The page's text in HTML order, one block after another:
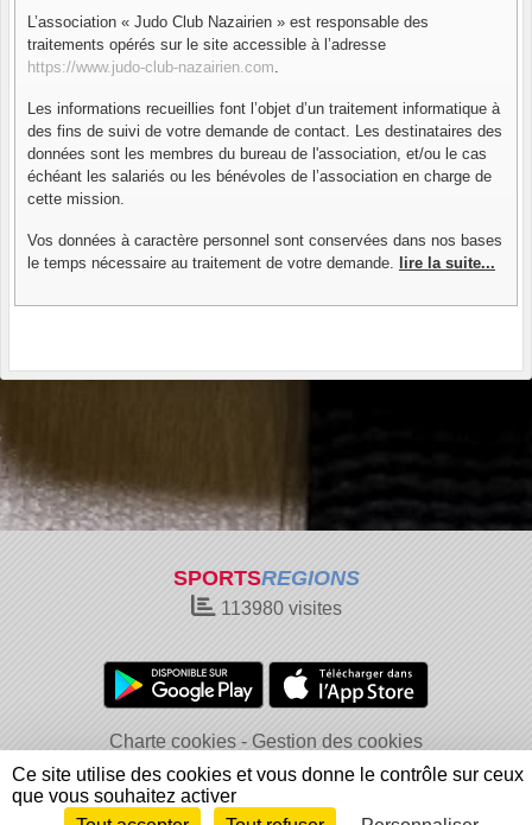
L’association « Judo Club Nazairien » est responsable des
traitements opérés sur le site accessible à l’adresse
https://www.judo-club-nazairien.com.
Les informations recueillies font l’objet d’un traitement informatique à
des fins de suivi de votre demande de contact. Les destinataires des
données sont les membres du bureau de l'association, et/ou le cas
échéant les salariés ou les bénévoles de l’association en charge de
cette mission.
Vos données à caractère personnel sont conservées dans nos bases
le temps nécessaire au traitement de votre demande.
lire la suite...
SPORTSREGIONS
113980visites
Charte cookies
Gestion des cookies
Informations légales
Signaler un contenu inapproprié
Ce site utilise des cookies et vous donne le contrôle sur ceux
que vous souhaitez activer